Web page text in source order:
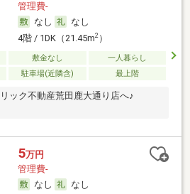
管理費-
なし
なし
4階 / 1DK（21.45m2）
敷金なし
一人暮らし
駐車場(近隣含) 最上階
ック不動産荒田鹿大通り店へ♪
5万円
管理費-
なし
なし